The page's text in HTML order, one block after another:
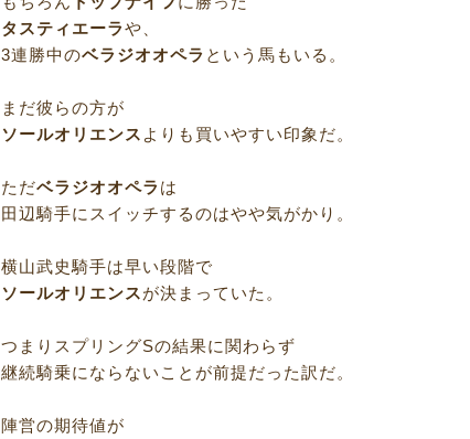
タスティエーラや、
3連勝中のベラジオオペラ という馬もいる。
まだ彼らの方が
ソールオリエンス よりも買いやすい印象だ。
ただベラジオオペラは
田辺騎手にスイッチするのはやや気がかり。
横山武史騎手は早い段階で
ソールオリエンスが決まっていた。
つまりスプリングSの結果に関わらず
継続騎乗にならないことが前提だった訳だ。
陣営の期待値が